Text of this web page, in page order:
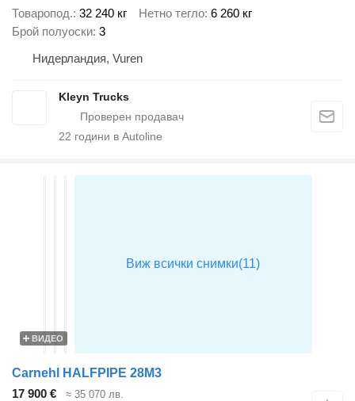
Товаропод. 32 240 кг Нетно тегло 6 260 кг
Брой полуоски 3
Нидерландия, Vuren
Kleyn Trucks
22 години в Autoline
ВИДЕО
Carnehl HALFPIPE 28M3
17 900 €
≈ 35 070 лв.